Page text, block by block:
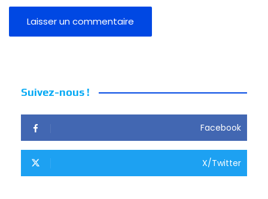
Suivez-nous !
Facebook
X/Twitter